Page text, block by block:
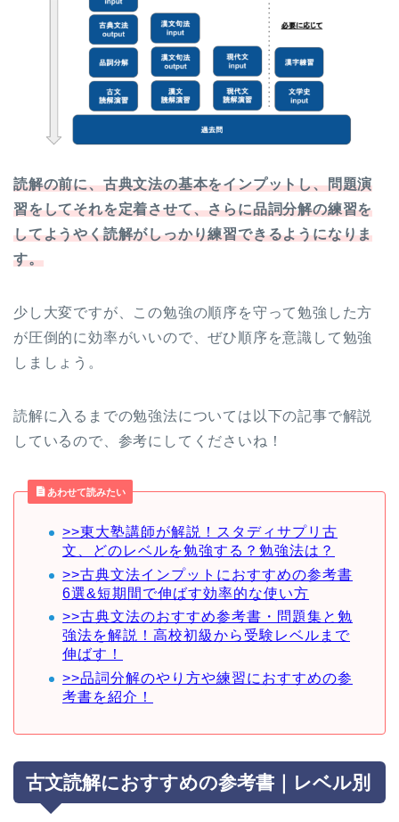
読解の前に、古典文法の基本をインプットし、問題演
習をしてそれを定着させて、さらに品詞分解の練習を
してようやく読解がしっかり練習できるようになりま
す。
少し大変ですが、この勉強の順序を守って勉強した方
が圧倒的に効率がいいので、ぜひ順序を意識して勉強
しましょう。
読解に入るまでの勉強法については以下の記事で解説
しているので、参考にしてくださいね！
あわせて読みたい
>>東大塾講師が解説！スタディサプリ古
文、どのレベルを勉強する？勉強法は？
>>古典文法インプットにおすすめの参考書
6選&短期間で伸ばす効率的な使い方
>>古典文法のおすすめ参考書・問題集と勉
強法を解説！高校初級から受験レベルまで
伸ばす！
>>品詞分解のやり方や練習におすすめの参
考書を紹介！
古文読解におすすめの参考書｜レベル別